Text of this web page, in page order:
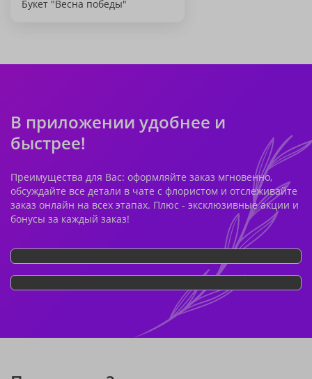
Букет "Весна победы"
В приложении удобнее и
быстрее!
Преимущества для Вас: оформляйте заказ мгновенно,
обсуждайте все детали в чате с флористом и отслеживайте
заказ онлайн на всех этапах. Плюс - эксклюзивные акции и
бонусы за каждый заказ!